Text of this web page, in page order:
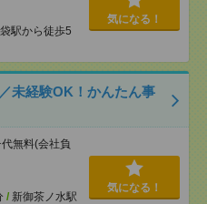
駅から徒歩5
気になる！
未経験OK！かんたん事
無料(会社負
/ 新御茶ノ水駅
気になる！